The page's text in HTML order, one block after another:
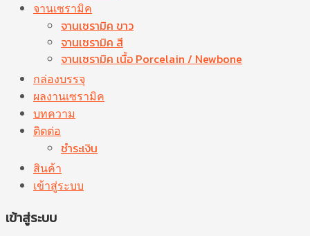
จานเซรามิค
จานเซรามิค ขาว
จานเซรามิค สี
จานเซรามิค เนื้อ Porcelain / Newbone
กล่องบรรจุ
ผลงานเซรามิค
บทความ
ติดต่อ
ชำระเงิน
สินค้า
เข้าสู่ระบบ
เข้าสู่ระบบ